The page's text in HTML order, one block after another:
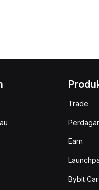
Trade
Earn
Bybit